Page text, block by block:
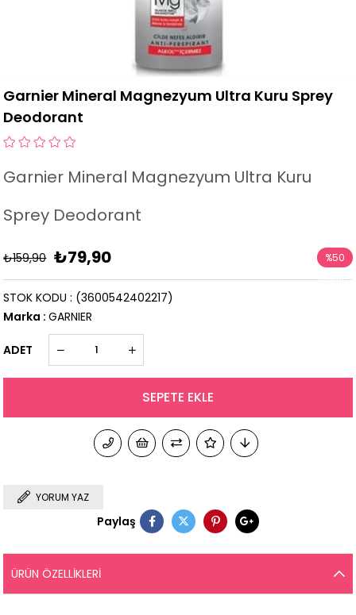
Garnier Mineral Magnezyum Ultra Kuru Sprey
Deodorant
Garnier Mineral Magnezyum Ultra Kuru
Sprey Deodorant
₺159,90 ₺79,90 %50
İndirim
STOK KODU
(3600542402217)
Marka : GARNIER
ADET
YORUM YAZ
Paylaş
ÜRÜN ÖZELLIKLERI